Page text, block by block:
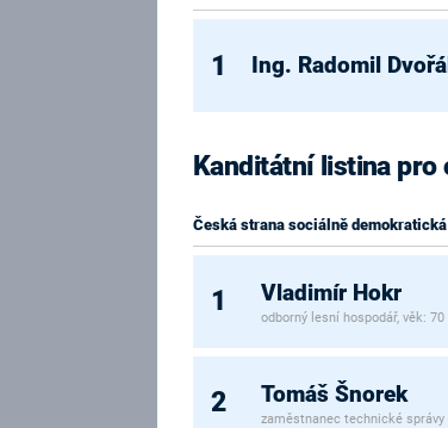
1 Ing. Radomil
Kanditátní listina pro
Česká strana sociálně demokratická
1 Vladimír Hokr
odborný lesní hospodář, věk: 70
2 Tomáš Šnorek
zaměstnanec technické